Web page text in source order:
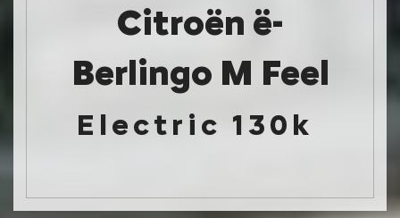
Citroën ë-
Berlingo M Feel
Electric 130k